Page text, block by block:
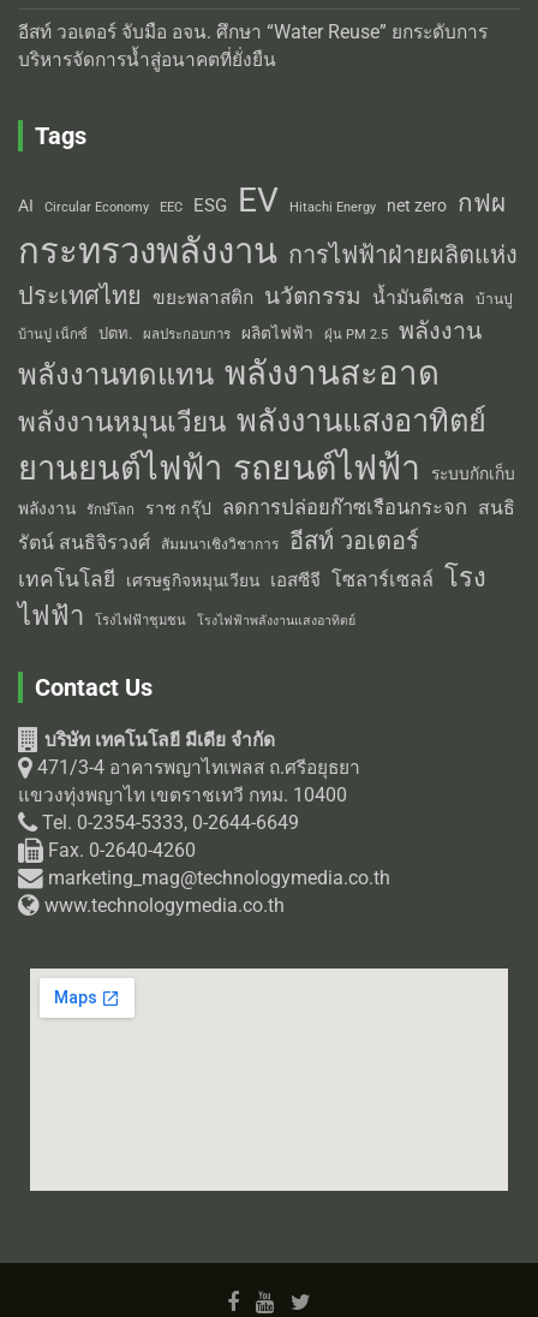
อีสท์ วอเตอร์ จับมือ อจน. ศึกษา “Water Reuse” ยกระดับการ
บริหารจัดการน้ำสู่อนาคตที่ยั่งยืน
Tags
AI Circular Economy EEC ESG EV Hitachi Energy net zero กฟผ
กระทรวงพลังงาน การไฟฟ้าฝ่ายผลิตแห่ง
ประเทศไทย
ขยะพลาสติก นวัตกรรม น้ำมันดีเซล บ้านปู
บ้านปู เน็กซ์ ปตท. ผลประกอบการ ผลิตไฟฟ้า ฝุ่น PM 2.5 พลังงาน
พลังงานทดแทน พลังงานสะอาด
พลังงานหมุนเวียน พลังงานแสงอาทิตย์
ยานยนต์ไฟฟ้า รถยนต์ไฟฟ้า
ระบบกักเก็บ
พลังงาน
รักษ์โลก ราช กรุ๊ป ลดการปล่อยก๊าซเรือนกระจก สนธิ
รัตน์ สนธิจิรวงศ์
สัมมนาเชิงวิชาการ อีสท์ วอเตอร์
เทคโนโลยี เศรษฐกิจหมุนเวียน เอสซีจี โซลาร์เซลล์ โรง
ไฟฟ้า
โรงไฟฟ้าชุมชน โรงไฟฟ้าพลังงานแสงอาทิตย์
Contact Us
บริษัท เทคโนโลยี มีเดีย จำกัด
471/3-4 อาคารพญาไทเพลส ถ.ศรีอยุธยา
แขวงทุ่งพญาไท เขตราชเทวี กทม. 10400
Tel. 0-2354-5333, 0-2644-6649
Fax. 0-2640-4260
marketing_mag@technologymedia.co.th
www.technologymedia.co.th